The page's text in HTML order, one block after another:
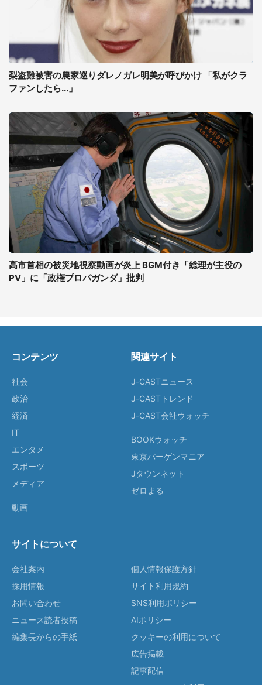
梨盗難被害の農家巡りダレノガレ明美が呼びかけ 「私がクラ
ファンしたら...」
高市首相の被災地視察動画が炎上 BGM付き「総理が主役の
PV」に「政権プロパガンダ」批判
コンテンツ
社会
政治
経済
IT
エンタメ
スポーツ
メディア
動画
関連サイト
J-CASTニュース
J-CASTトレンド
J-CAST会社ウォッチ
BOOKウォッチ
東京バーゲンマニア
Jタウンネット
ゼロまる
サイトについて
会社案内
採用情報
お問い合わせ
ニュース読者投稿
編集長からの手紙
個人情報保護方針
サイト利用規約
SNS利用ポリシー
AIポリシー
クッキーの利用について
広告掲載
記事配信